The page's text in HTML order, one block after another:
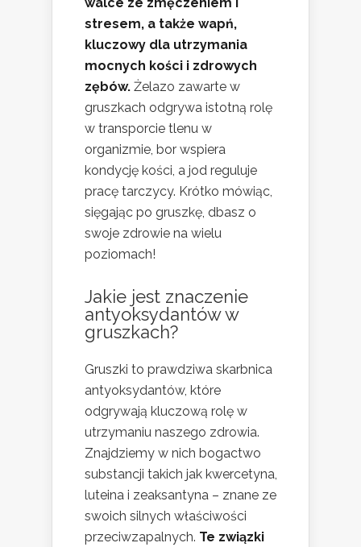
stresem, a także wapń,
kluczowy dla utrzymania
mocnych kości i zdrowych
zębów. Żelazo zawarte w
gruszkach odgrywa istotną rolę
w transporcie tlenu w
organizmie, bor wspiera
kondycję kości, a jod reguluje
pracę tarczycy. Krótko mówiąc,
sięgając po gruszkę, dbasz o
swoje zdrowie na wielu
poziomach!
Jakie jest znaczenie
antyoksydantów w
gruszkach?
Gruszki to prawdziwa skarbnica
antyoksydantów, które
odgrywają kluczową rolę w
utrzymaniu naszego zdrowia.
Znajdziemy w nich bogactwo
substancji takich jak kwercetyna,
luteina i zeaksantyna – znane ze
swoich silnych właściwości
przeciwzapalnych. Te związki